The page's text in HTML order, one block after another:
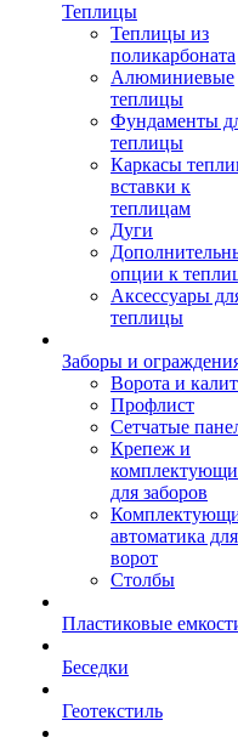
Теплицы
Теплицы из
поликарбоната
Алюминиевые
теплицы
Фундаменты
теплицы
Каркасы
вставки к
теплицам
Дуги
опции к
Аксессуары
теплицы
Заборы и
Ворота и
Профлист
Сетчатые
Крепеж и
для заборов
автоматика для
ворот
Столбы
Пластиковые
Беседки
Геотекстиль